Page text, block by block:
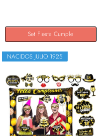
Set Fiesta Cumple
NACIDOS JULIO 1925